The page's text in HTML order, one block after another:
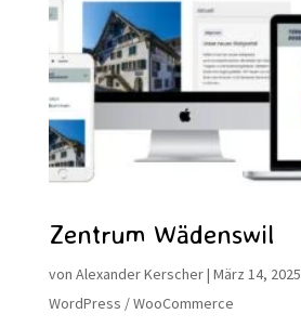
Zentrum Wädenswil
von Alexander Kerscher| März 14, 2025
WordPress / WooCommerce